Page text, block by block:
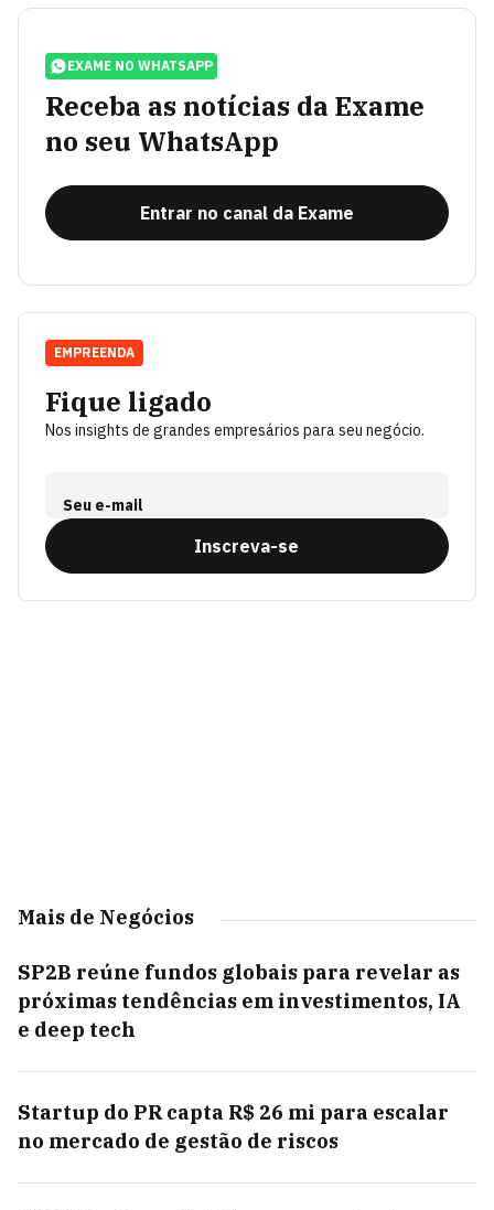
EXAME NO WHATSAPP
Receba as notícias da Exame
no seu WhatsApp
Entrar no canal da Exame
Fique ligado
Nos insights de grandes empresários para seu negócio.
Seu e-mail
Inscreva-se
EMPREENDA
Mais de Negócios
SP2B reúne fundos globais para revelar as
próximas tendências em investimentos, IA
e deep tech
Startup do PR capta R$ 26 mi para escalar
no mercado de gestão de riscos